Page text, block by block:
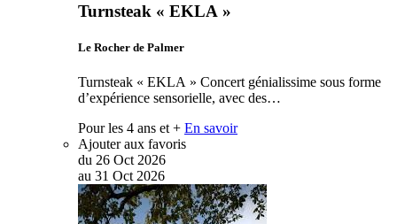
Turnsteak « EKLA »
Le Rocher de Palmer
Turnsteak « EKLA » Concert génialissime sous forme
d’expérience sensorielle, avec des…
Pour les 4 ans et + En savoir
Ajouter aux favoris
du 26 Oct 2026
au 31 Oct 2026